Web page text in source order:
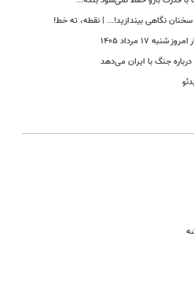
نگاهی بیندازید!‌... | نقطه، ته خط!
۱۷ مرداد ۱۴۰۵
جنگ با ایران می‌دهد